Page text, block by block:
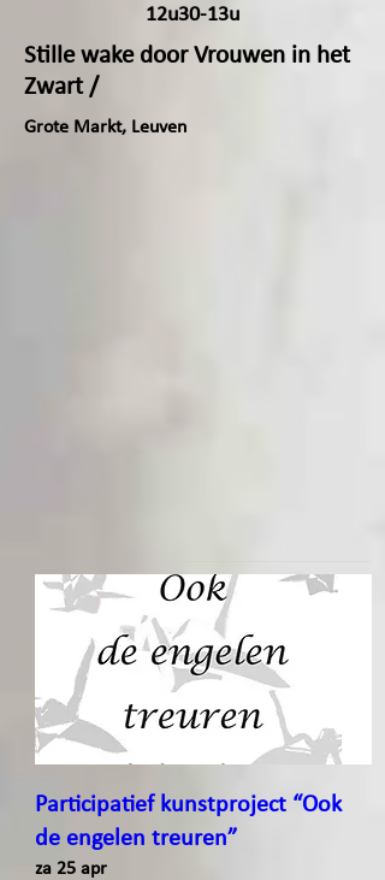
12u30-13u
Stille wake door Vrouwen in het
Zwart /
Grote Markt, Leuven
Participatief kunstproject “Ook
de engelen treuren”
za 25 apr